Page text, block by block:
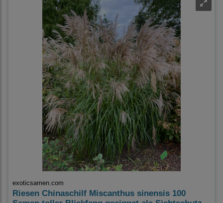
exoticsamen.com
Riesen Chinaschilf Miscanthus sinensis 100